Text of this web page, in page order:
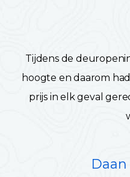
Tijdens de
hoogte en daarom
prijs in elk geval
Daan